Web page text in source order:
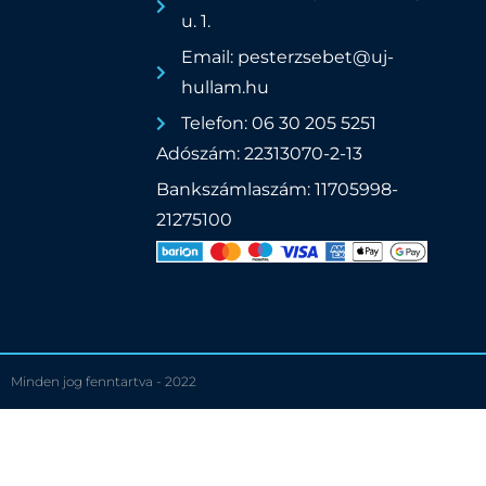
u. 1.
Email: pesterzsebet@uj-
hullam.hu
Telefon: 06 30 205 5251
Adószám: 22313070-2-13
Bankszámlaszám: 11705998-
21275100
Minden jog fenntartva - 2022